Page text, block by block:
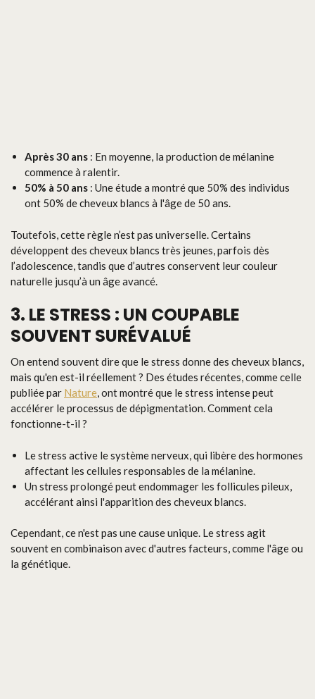
Après 30 ans : En moyenne, la production de mélanine
commence à ralentir.
50% à 50 ans : Une étude a montré que 50% des individus
ont 50% de cheveux blancs à l'âge de 50 ans.
Toutefois, cette règle n’est pas universelle. Certains
développent des cheveux blancs très jeunes, parfois dès
l’adolescence, tandis que d’autres conservent leur couleur
naturelle jusqu’à un âge avancé.
3. LE STRESS : UN COUPABLE
SOUVENT SURÉVALUÉ
On entend souvent dire que le stress donne des cheveux blancs,
mais qu'en est-il réellement ? Des études récentes, comme celle
publiée par Nature, ont montré que le stress intense peut
accélérer le processus de dépigmentation. Comment cela
fonctionne-t-il ?
Le stress active le système nerveux, qui libère des hormones
affectant les cellules responsables de la mélanine.
Un stress prolongé peut endommager les follicules pileux,
accélérant ainsi l'apparition des cheveux blancs.
Cependant, ce n'est pas une cause unique. Le stress agit
souvent en combinaison avec d'autres facteurs, comme l'âge ou
la génétique.